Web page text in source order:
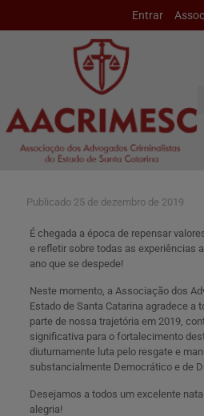
Entrar
Publicado 25 de dezembro de 2019
É chegada a época de repensar
e refletir sobre todas as experiências
ano que se despede!
Neste momento, a Associação dos
Estado de Santa Catarina agradece a
parte de nossa trajetória em 2019,
significativa para o fortalecimento
diuturnamente luta pelo resgate e
substancialmente Democrático e de
Desejamos a todos um excelente
alegria!